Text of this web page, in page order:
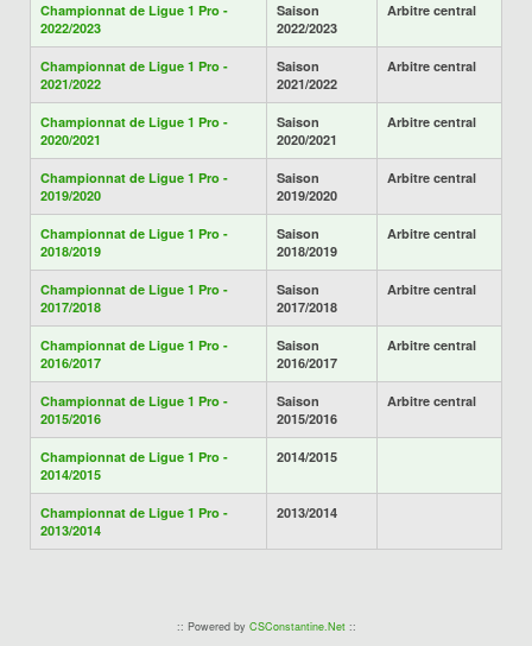
Championnat de Ligue 1 Pro -
2022/2023
Saison
2022/2023
Arbitre central
Championnat de Ligue 1 Pro -
2021/2022
Saison
2021/2022
Arbitre central
Championnat de Ligue 1 Pro -
2020/2021
Saison
2020/2021
Arbitre central
Championnat de Ligue 1 Pro -
2019/2020
Saison
2019/2020
Arbitre central
Championnat de Ligue 1 Pro -
2018/2019
Saison
2018/2019
Arbitre central
Championnat de Ligue 1 Pro -
2017/2018
Saison
2017/2018
Arbitre central
Championnat de Ligue 1 Pro -
2016/2017
Saison
2016/2017
Arbitre central
Championnat de Ligue 1 Pro -
2015/2016
Saison
2015/2016
Arbitre central
Championnat de Ligue 1 Pro -
2014/2015
2014/2015
Championnat de Ligue 1 Pro -
2013/2014
2013/2014
:: Powered by CSConstantine.Net::